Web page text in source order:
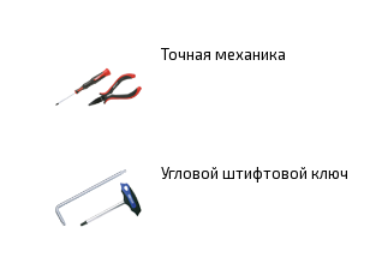
Точная механика
Угловой штифтовой ключ